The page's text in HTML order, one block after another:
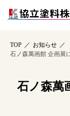
TOP
お知らせ
石ノ森萬画館 企画展
石ノ森萬